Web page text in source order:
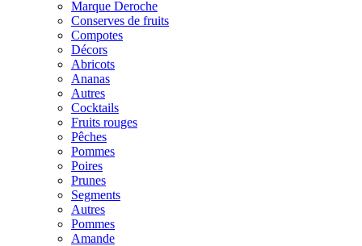
Marque Deroche
Conserves de fruits
Compotes
Décors
Abricots
Ananas
Autres
Cocktails
Fruits rouges
Pêches
Pommes
Poires
Prunes
Segments
Autres
Pommes
Amande